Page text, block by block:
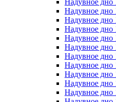
Надувное дно
Надувное дно
Надувное дно
Надувное дно
Надувное дно
Надувное дно
Надувное дно
Надувное дно
Надувное дно
Надувное дно
Надувное дно